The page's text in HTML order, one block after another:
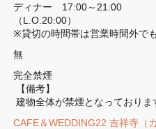
ディナー　17:00～21:00
（L.O.20:00）
※貸切の時間帯は営業時間外で
無
完全禁煙
【備考】
建物全体が禁煙となっておりま
CAFE＆WEDDING22 吉祥寺（